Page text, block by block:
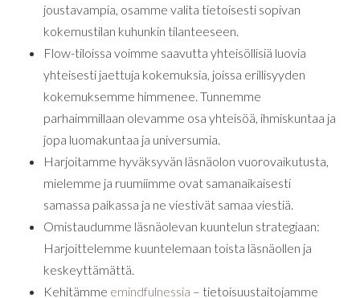
joustavampia, osamme valita tietoisesti sopivan
kokemustilan kuhunkin tilanteeseen.
Flow-tiloissa voimme saavutta yhteisöllisiä luovia
yhteisesti jaettuja kokemuksia, joissa erillisyyden
kokemuksemme himmenee. Tunnemme
parhaimmillaan olevamme osa yhteisöä, ihmiskuntaa ja
jopa luomakuntaa ja universumia.
Harjoitamme hyväksyvän läsnäolon vuorovaikutusta,
mielemme ja ruumiimme ovat samanaikaisesti
samassa paikassa ja ne viestivät samaa viestiä.
Omistaudumme läsnäolevan kuuntelun strategiaan:
Harjoittelemme kuuntelemaan toista läsnäollen ja
keskeyttämättä.
Kehitämme emindfulnessia – tietoisuustaitojamme